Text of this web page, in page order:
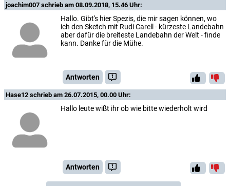
joachim007 schrieb am 08.09.2018, 15.46 Uhr:
Hallo. Gibt's hier Spezis, die mir sagen können, wo
ich den Sketch mit Rudi Carell - kürzeste Landebahn
aber dafür die breiteste Landebahn der Welt - finde
kann. Danke für die Mühe.
Antworten
Hase12 schrieb am 26.07.2015, 00.00 Uhr:
Hallo leute wißt ihr ob wie bitte wiederholt wird
Antworten